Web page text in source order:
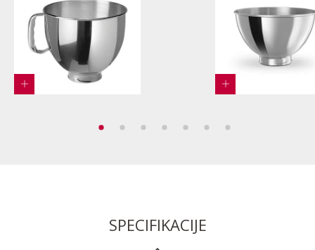
SPECIFIKACIJE